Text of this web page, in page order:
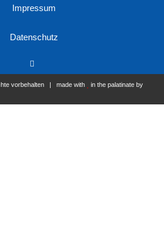
Impressum
Datenschutz
vorbehalten | made with
in the palatinate by